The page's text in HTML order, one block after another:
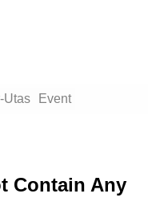
Utas
Event
Contain Any